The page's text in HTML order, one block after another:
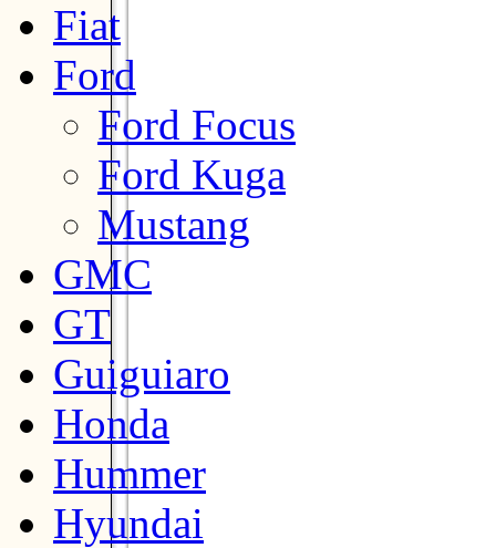
Fiat
Ford
Ford Focus
Ford Kuga
Mustang
GMC
GT
Guiguiaro
Honda
Hummer
Hyundai